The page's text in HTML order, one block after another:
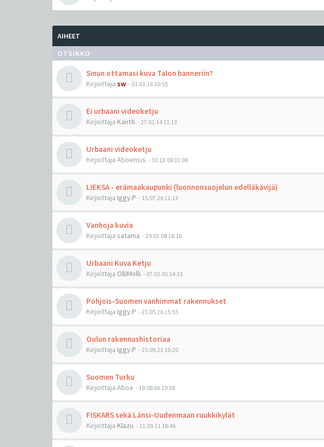
AIHEET
OTSIKKO
Sinun ottamasi kuva Talon banneriin?
Kirjoittaja sw - 01.01.16 20:55
Ei urbaani videoketju
Kirjoittaja Kantti - 27.01.14 11:13
Urbaani videoketju
Kirjoittaja Aboensis - 30.12.08 01:08
LIEKSA - erämaakaupunki (luonnonsuojelun edelläkävijä)
Kirjoittaja Iggy.P - 15.07.26 11:13
Vanhoja kuvia
Kirjoittaja satama - 29.03.08 18:16
Urbaani Kuva Ketju
Kirjoittaja OlliMolli - 07.02.05 14:33
Pohjois-Suomen vanhimmat rakennukset
Kirjoittaja Iggy.P - 23.05.26 15:55
Oulun rakennushistoriaa
Kirjoittaja Iggy.P - 25.09.23 10:20
Suomen Turku
Kirjoittaja Aboa - 19.08.06 19:58
FISKARS sekä Länsi-Uudenmaan ruukkikylät
Kirjoittaja Klazu - 11.09.11 18:46